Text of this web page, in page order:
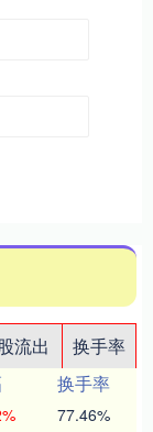
流出
换手率
换手率
77.46%